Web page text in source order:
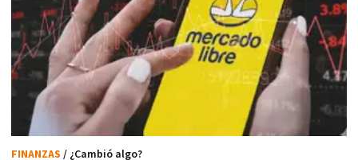
FINANZAS / ¿Cambió algo?